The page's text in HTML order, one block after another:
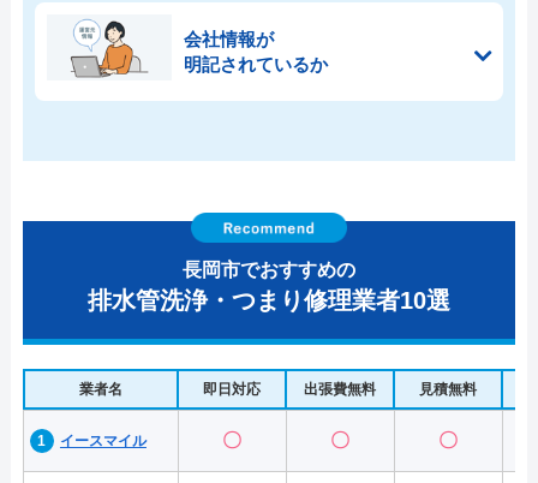
会社情報が
明記されているか
長岡市でおすすめの
排水管洗浄・つまり修理業者10選
業者名 即日対応 出張費無料 見積無料
イースマイル 〇 〇 〇